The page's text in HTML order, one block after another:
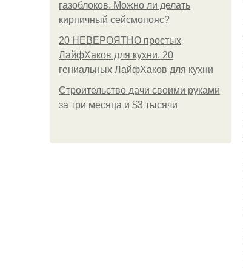
газоблоков. Можно ли делать
кирпичный сейсмопояс?
20 НЕВЕРОЯТНО простых
ЛайфХаков для кухни. 20
гениальных ЛайфХаков для кухни
Строительство дачи своими руками
за три месяца и $3 тысячи